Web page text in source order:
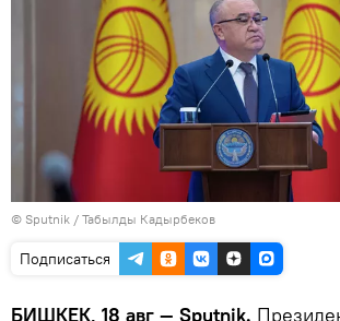
© Sputnik / Табылды Кадырбеков
Подписаться
БИШКЕК, 18 авг — Sputnik.